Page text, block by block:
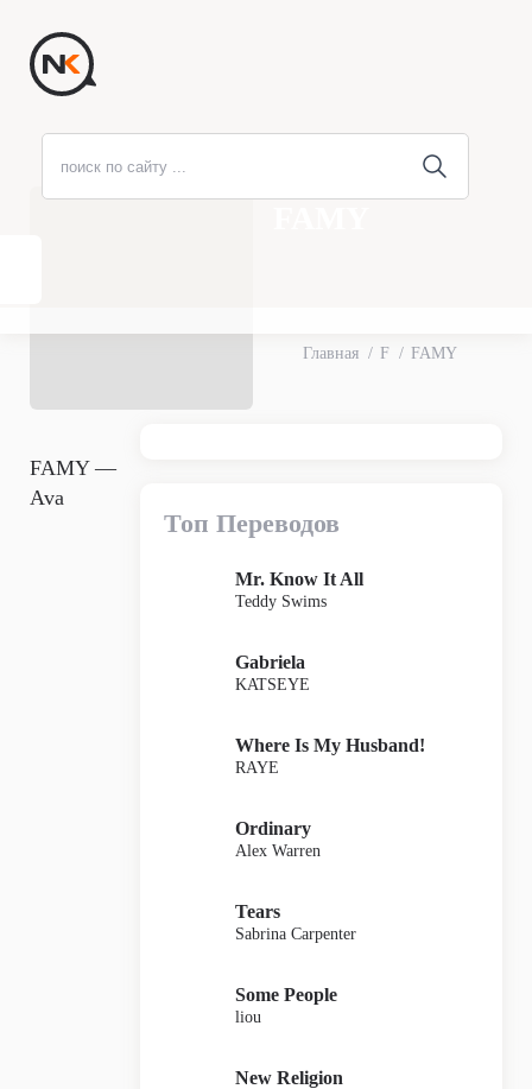
Главная F FAMY
FAMY —
Ava
Топ Переводов
Mr. Know It All
Teddy Swims
Gabriela
KATSEYE
Where Is My Husband!
RAYE
Ordinary
Alex Warren
Tears
Sabrina Carpenter
Some People
liou
New Religion